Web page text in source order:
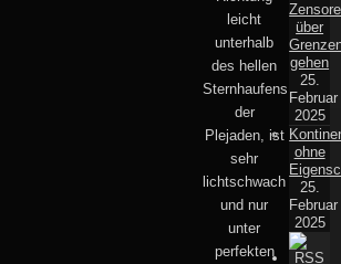
leicht
unterhalb
des hellen
Sternhaufens
der
Plejaden, ist
sehr
lichtschwach
und nur
unter
perfekten
über
gehen
25.
Februar
2025
ohne
25.
Februar
2025